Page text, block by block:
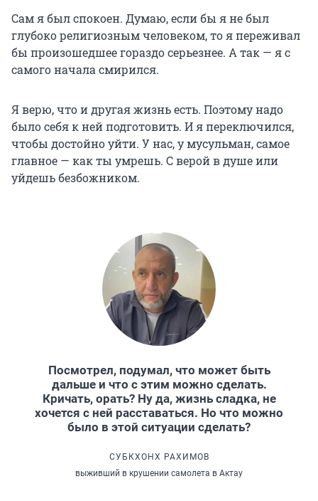
Сам я был спокоен. Думаю, если бы я не был
глубоко религиозным человеком, то я переживал
бы произошедшее гораздо серьезнее. А так — я с
самого начала смирился.
Я верю, что и другая жизнь есть. Поэтому надо
было себя к ней подготовить. И я переключился,
чтобы достойно уйти. У нас, у мусульман, самое
главное — как ты умрешь. С верой в душе или
уйдешь безбожником.
Посмотрел, подумал, что может быть
дальше и что с этим можно сделать.
Кричать, орать? Ну да, жизнь сладка, не
хочется с ней расставаться. Но что можно
было в этой ситуации сделать?
СУБКХОНХ РАХИМОВ
выживший в крушении самолета в Актау